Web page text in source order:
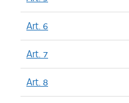
Art. 6
Art. 7
Art. 8